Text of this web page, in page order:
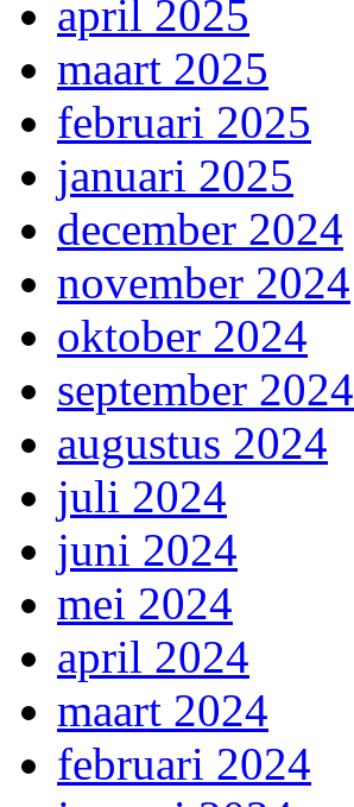
april 2025
maart 2025
februari 2025
januari 2025
december 2024
november 2024
oktober 2024
september 2024
augustus 2024
juli 2024
juni 2024
mei 2024
april 2024
maart 2024
februari 2024